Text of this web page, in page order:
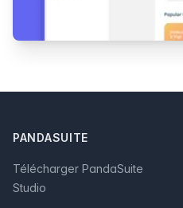
PANDASUITE
Télécharger PandaSuite
Studio